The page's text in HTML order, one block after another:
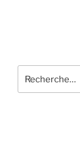
pour